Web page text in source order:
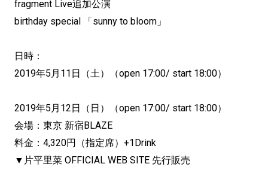
fragment Live追加公演
birthday special 「sunny to bloom」
日時：
2019年5月11日（土）（open 17:00/ start 18:00）
2019年5月12日（日）（open 17:00/ start 18:00）
会場：東京 新宿BLAZE
料金：4,320円（指定席）+1Drink
▼片平里菜 OFFICIAL WEB SITE 先行販売